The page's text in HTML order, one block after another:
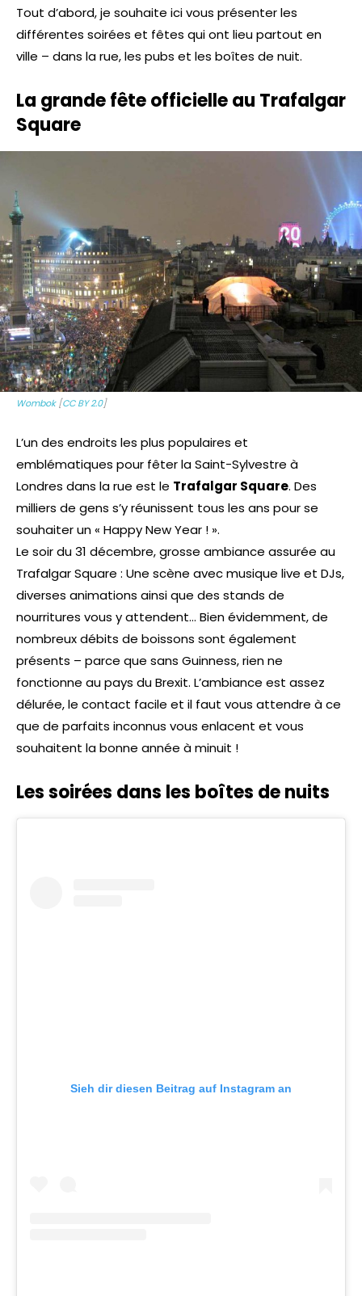
Tout d’abord, je souhaite ici vous présenter les
différentes soirées et fêtes qui ont lieu partout en
ville – dans la rue, les pubs et les boîtes de nuit.
La grande fête officielle au Trafalgar
Square
Wombok[CC BY 2.0]
L’un des endroits les plus populaires et
emblématiques pour fêter la Saint-Sylvestre à
Londres dans la rue est le Trafalgar Square. Des
milliers de gens s’y réunissent tous les ans pour se
souhaiter un « Happy New Year ! ».
Le soir du 31 décembre, grosse ambiance assurée au
Trafalgar Square : Une scène avec musique live et DJs,
diverses animations ainsi que des stands de
nourritures vous y attendent… Bien évidemment, de
nombreux débits de boissons sont également
présents – parce que sans Guinness, rien ne
fonctionne au pays du Brexit. L’ambiance est assez
délurée, le contact facile et il faut vous attendre à ce
que de parfaits inconnus vous enlacent et vous
souhaitent la bonne année à minuit !
Les soirées dans les boîtes de nuits
Sieh dir diesen Beitrag auf Instagram an